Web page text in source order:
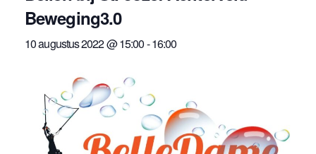
Beweging3.0
10 augustus 2022 @ 15:00-16:00